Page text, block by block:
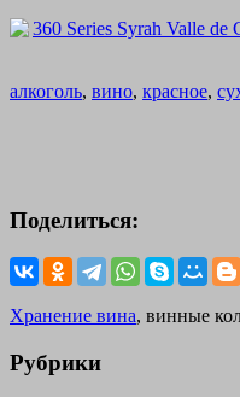
алкоголь, вино, красное,
Поделиться:
Хранение вина, винные
Рубрики